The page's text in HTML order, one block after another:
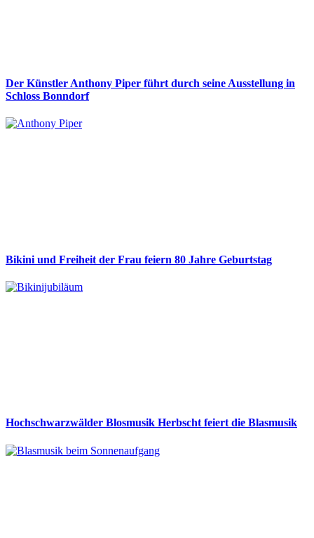
Der Künstler Anthony Piper führt durch seine Ausstellung in
Schloss Bonndorf
Bikini und Freiheit der Frau feiern 80 Jahre Geburtstag
Hochschwarzwälder Blosmusik Herbscht feiert die Blasmusik